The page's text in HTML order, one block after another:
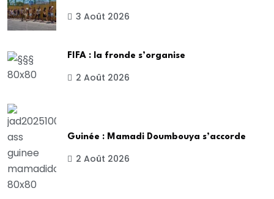
3 Août 2026
FIFA : la fronde s’organise
2 Août 2026
Guinée : Mamadi Doumbouya s’accorde
2 Août 2026